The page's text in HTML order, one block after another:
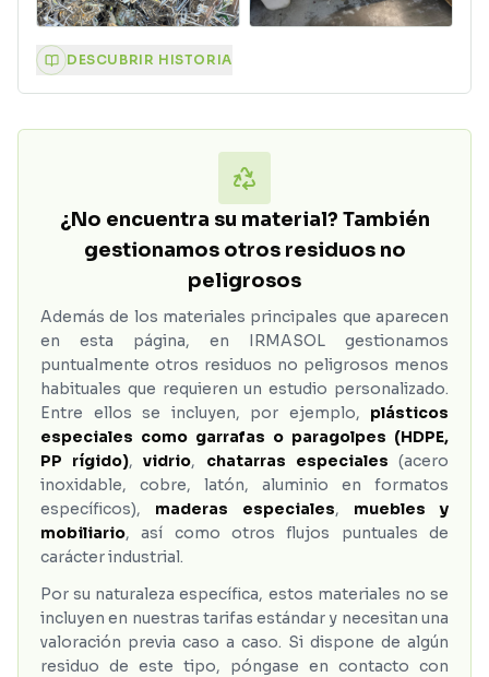
DESCUBRIR HISTORIA
¿No encuentra su material? También
gestionamos otros residuos no
peligrosos
Además de los materiales principales que aparecen
en esta página, en IRMASOL gestionamos
puntualmente otros residuos no peligrosos menos
habituales que requieren un estudio personalizado.
Entre ellos se incluyen, por ejemplo, plásticos
especiales como garrafas o paragolpes (HDPE,
PP rígido),vidrio, chatarras especiales (acero
inoxidable, cobre, latón, aluminio en formatos
específicos), maderas especiales, muebles y
mobiliario, así como otros flujos puntuales de
carácter industrial.
Por su naturaleza específica, estos materiales no se
incluyen en nuestras tarifas estándar y necesitan una
valoración previa caso a caso. Si dispone de algún
residuo de este tipo, póngase en contacto con